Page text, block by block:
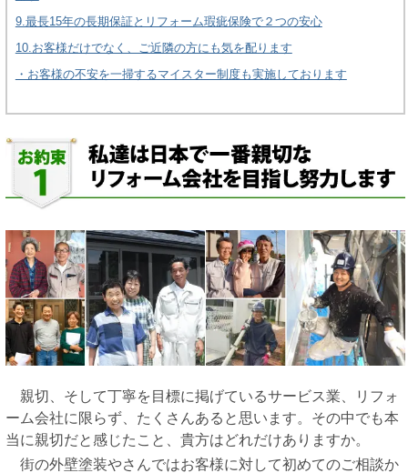
9.最長15年の長期保証とリフォーム瑕疵保険で２つの安心
10.お客様だけでなく、ご近隣の方にも気を配ります
・お客様の不安を一掃するマイスター制度も実施しております
親切、そして丁寧を目標に掲げているサービス業、リフォ
ーム会社に限らず、たくさんあると思います。その中でも本
当に親切だと感じたこと、貴方はどれだけありますか。
街の外壁塗装やさんではお客様に対して初めてのご相談か